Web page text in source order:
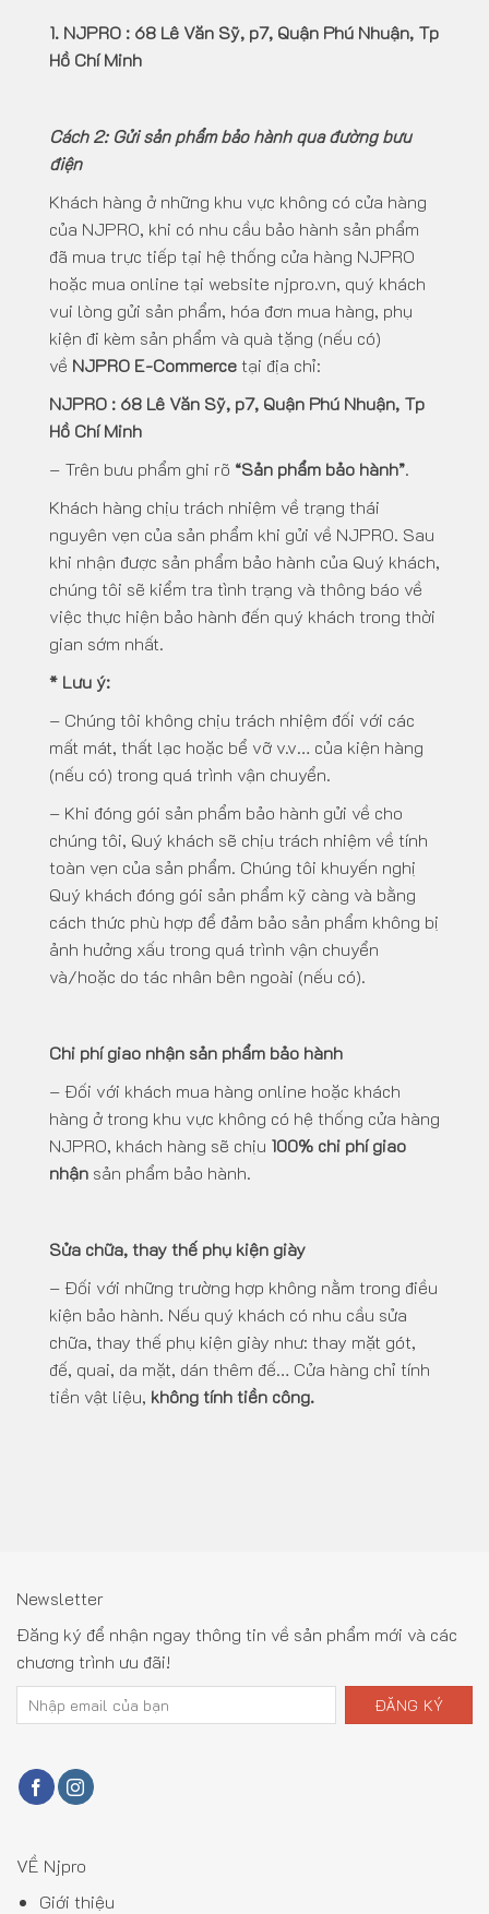
1. NJPRO : 68 Lê Văn Sỹ, p7, Quận Phú Nhuận, Tp
Hồ Chí Minh
Cách 2: Gửi sản phẩm bảo hành qua đường bưu
điện
Khách hàng ở những khu vực không có cửa hàng
của NJPRO, khi có nhu cầu bảo hành sản phẩm
đã mua trực tiếp tại hệ thống cửa hàng NJPRO
hoặc mua online tại website njpro.vn, quý khách
vui lòng gửi sản phẩm, hóa đơn mua hàng, phụ
kiện đi kèm sản phẩm và quà tặng (nếu có)
về NJPRO E-Commercetại địa chỉ:
NJPRO : 68 Lê Văn Sỹ, p7, Quận Phú Nhuận, Tp
Hồ Chí Minh
– Trên bưu phẩm ghi rõ “Sản phẩm bảo hành”.
Khách hàng chịu trách nhiệm về trạng thái
nguyên vẹn của sản phẩm khi gửi về NJPRO. Sau
khi nhận được sản phẩm bảo hành của Quý khách,
chúng tôi sẽ kiểm tra tình trạng và thông báo về
việc thực hiện bảo hành đến quý khách trong thời
gian sớm nhất.
* Lưu ý:
– Chúng tôi không chịu trách nhiệm đối với các
mất mát, thất lạc hoặc bể vỡ v.v… của kiện hàng
(nếu có) trong quá trình vận chuyển.
– Khi đóng gói sản phẩm bảo hành gửi về cho
chúng tôi, Quý khách sẽ chịu trách nhiệm về tính
toàn vẹn của sản phẩm. Chúng tôi khuyến nghị
Quý khách đóng gói sản phẩm kỹ càng và bằng
cách thức phù hợp để đảm bảo sản phẩm không bị
ảnh hưởng xấu trong quá trình vận chuyển
và/hoặc do tác nhân bên ngoài (nếu có).
Chi phí giao nhận sản phẩm bảo hành
– Đối với khách mua hàng online hoặc khách
hàng ở trong khu vực không có hệ thống cửa hàng
NJPRO, khách hàng sẽ chịu 100% chi phí giao
nhận sản phẩm bảo hành.
Sửa chữa, thay thế phụ kiện giày
– Đối với những trường hợp không nằm trong điều
kiện bảo hành. Nếu quý khách có nhu cầu sửa
chữa, thay thế phụ kiện giày như: thay mặt gót,
đế, quai, da mặt, dán thêm đế… Cửa hàng chỉ tính
tiền vật liệu, không tính tiền công.
Newsletter
Đăng ký để nhận ngay thông tin về sản phẩm mới và các
chương trình ưu đãi!
VỀ Njpro
Giới thiệu